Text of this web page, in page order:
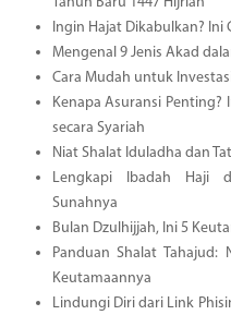
Ingin Hajat Dikabulkan? Ini
Mengenal 9 Jenis Akad
Cara Mudah untuk
Kenapa Asuransi Penting?
secara Syariah
Niat Shalat Iduladha dan
Lengkapi Ibadah Haji
Sunahnya
Bulan Dzulhijjah, Ini 5
Panduan Shalat Tahajud:
Keutamaannya
Lindungi Diri dari Link